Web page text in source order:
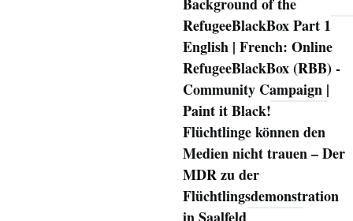
Background of the
RefugeeBlackBox Part 1
English | French: Online
RefugeeBlackBox (RBB) -
Community Campaign |
Paint it Black!
Flüchtlinge können den
Medien nicht trauen – Der
MDR zu der
Flüchtlingsdemonstration